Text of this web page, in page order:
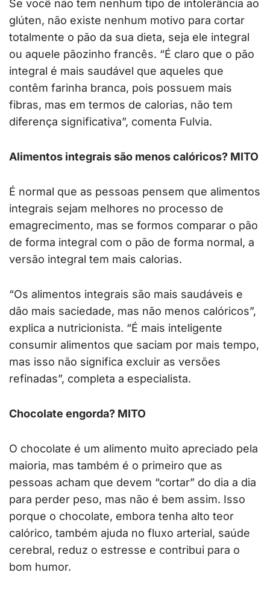
Se você não tem nenhum tipo de intolerância ao
glúten, não existe nenhum motivo para cortar
totalmente o pão da sua dieta, seja ele integral
ou aquele pãozinho francês. “É claro que o pão
integral é mais saudável que aqueles que
contêm farinha branca, pois possuem mais
fibras, mas em termos de calorias, não tem
diferença significativa”, comenta Fulvia.
Alimentos integrais são menos calóricos? MITO
É normal que as pessoas pensem que alimentos
integrais sejam melhores no processo de
emagrecimento, mas se formos comparar o pão
de forma integral com o pão de forma normal, a
versão integral tem mais calorias.
“Os alimentos integrais são mais saudáveis e
dão mais saciedade, mas não menos calóricos”,
explica a nutricionista. “É mais inteligente
consumir alimentos que saciam por mais tempo,
mas isso não significa excluir as versões
refinadas”, completa a especialista.
Chocolate engorda? MITO
O chocolate é um alimento muito apreciado pela
maioria, mas também é o primeiro que as
pessoas acham que devem “cortar” do dia a dia
para perder peso, mas não é bem assim. Isso
porque o chocolate, embora tenha alto teor
calórico, também ajuda no fluxo arterial, saúde
cerebral, reduz o estresse e contribui para o
bom humor.